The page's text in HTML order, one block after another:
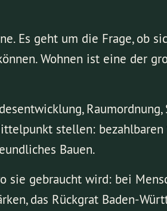
Es geht um die Frage, ob
Wohnen ist eine der
stellen:
Bauen.
sie gebraucht wird: bei
das Rückgrat Baden-